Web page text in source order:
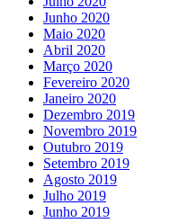
Junho 2020
Maio 2020
Abril 2020
Março 2020
Fevereiro 2020
Janeiro 2020
Dezembro 2019
Novembro 2019
Outubro 2019
Setembro 2019
Agosto 2019
Julho 2019
Junho 2019